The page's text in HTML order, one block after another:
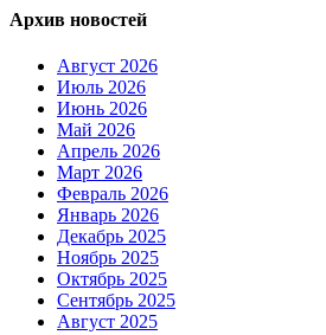
Архив новостей
Август 2026
Июль 2026
Июнь 2026
Май 2026
Апрель 2026
Март 2026
Февраль 2026
Январь 2026
Декабрь 2025
Ноябрь 2025
Октябрь 2025
Сентябрь 2025
Август 2025